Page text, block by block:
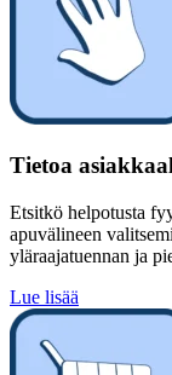
Tietoa
Etsitkö helpotusta
apuvälineen
yläraajatuennan ja
Lue lisää